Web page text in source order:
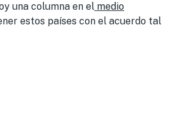
una columna en el medio
estos países con el acuerdo tal